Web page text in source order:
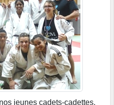
jeunes cadets-cadettes.